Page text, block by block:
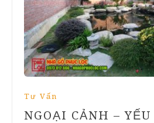
Tư Vấn
NGOẠI CẢNH –